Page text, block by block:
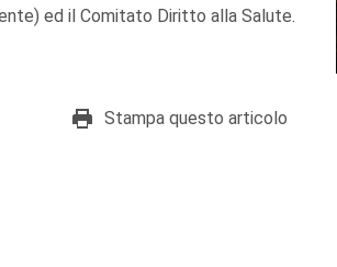
ed il Comitato Diritto alla Salute.
Stampa questo articolo